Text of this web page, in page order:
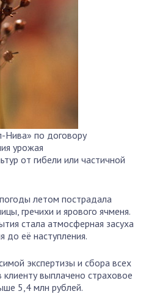
по договору
урожая
от гибели или частичной
летом пострадала
гречихи и ярового ячменя.
стала атмосферная засуха
до её наступления.
экспертизы и сбора всех
выплачено страховое
5,4 млн рублей.